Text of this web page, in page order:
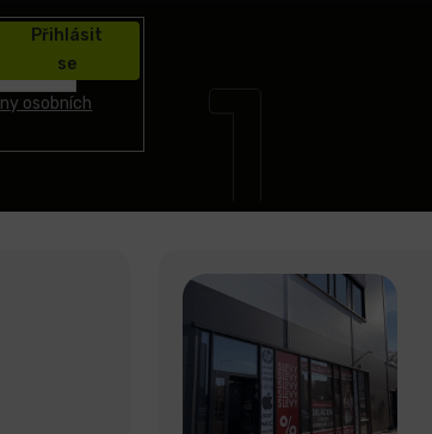
osobních
Přihlásit
se